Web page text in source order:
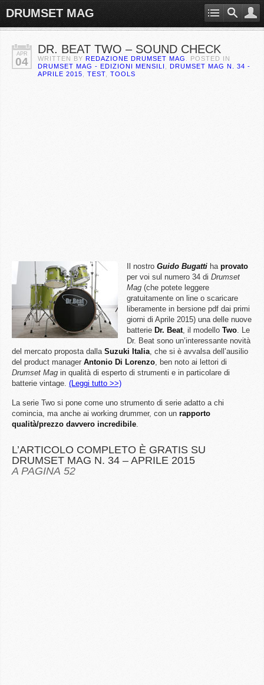
DRUMSET MAG
APR
04
DR. BEAT TWO – SOUND CHECK
WRITTEN BY REDAZIONE DRUMSET MAG
. POSTED IN
DRUMSET MAG - EDIZIONI MENSILI
DRUMSET MAG N. 34 -
APRILE 2015
TEST TOOLS
Il nostro Guido Bugatti ha provato
per voi sul numero 34 di Drumset
Mag (che potete leggere
gratuitamente on line o scaricare
liberamente in bersione pdf dai primi
giorni di Aprile 2015) una delle nuove
batterie Dr. Beat, il modello Two. Le
Dr. Beat sono un’interessante novità
del mercato proposta dalla Suzuki Italia, che si è avvalsa dell’ausilio
del product manager Antonio Di Lorenzo, ben noto ai lettori di
Drumset Mag in qualità di esperto di strumenti e in particolare di
batterie vintage. (Leggi tutto >>)
La serie Two si pone come uno strumento di serie adatto a chi
comincia, ma anche ai working drummer, con un rapporto
qualità/prezzo davvero incredibile.
L’ARTICOLO COMPLETO È GRATIS SU
DRUMSET MAG N. 34 – APRILE 2015
A PAGINA 52